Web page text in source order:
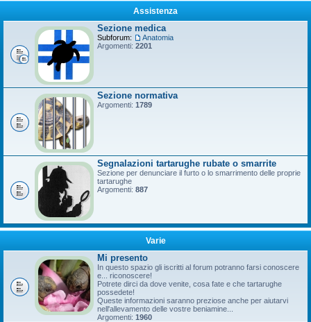
Assistenza
Sezione medica
Subforum:
Anatomia
Argomenti: 2201
Sezione normativa
Argomenti: 1789
Segnalazioni tartarughe rubate o smarrite
Sezione per denunciare il furto o lo smarrimento delle proprie
tartarughe
Argomenti: 887
Varie
Mi presento
In questo spazio gli iscritti al forum potranno farsi conoscere
e... riconoscere!
Potrete dirci da dove venite, cosa fate e che tartarughe
possedete!
Queste informazioni saranno preziose anche per aiutarvi
nell'allevamento delle vostre beniamine...
Argomenti: 1960